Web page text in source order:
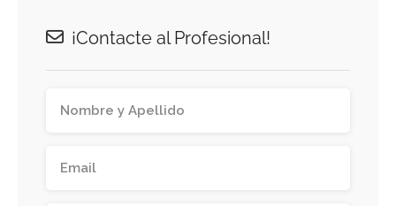
¡Contacte al Profesional!